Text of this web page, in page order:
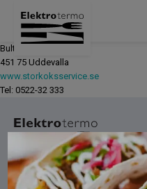
Bultvägen 2
451 75 Uddevalla
www.storkoksservice.se
Tel: 0522-32 333
Om oss